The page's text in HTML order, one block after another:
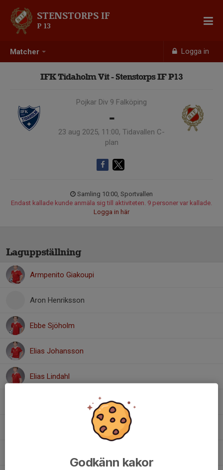
Matcher Logga in
STENSTORPS IF
P 13
IFK Tidaholm Vit - Stenstorps IF P13
Pojkar Div 9 Falköping
-
23 aug 2025, 11:00, Tidavallen C-
plan
Samling 10:00, Sportvallen
Endast kallade kunde anmäla sig till aktiviteten. 9 personer var kallade.
Logga in här
Laguppställning
Armpenito Giakoupi
Aron Henriksson
Ebbe Sjöholm
Elias Johansson
Elias Lindahl
Godkänn kakor